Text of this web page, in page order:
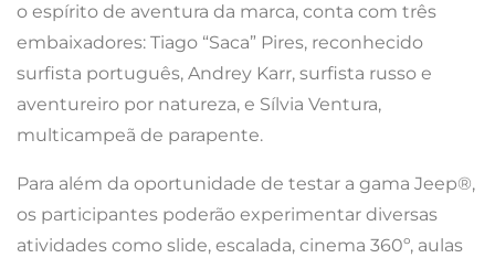
o espírito de aventura da marca, conta com três
embaixadores: Tiago “Saca” Pires, reconhecido
surfista português, Andrey Karr, surfista russo e
aventureiro por natureza, e Sílvia Ventura,
multicampeã de parapente.
Para além da oportunidade de testar a gama Jeep®,
os participantes poderão experimentar diversas
atividades como slide, escalada, cinema 360º, aulas